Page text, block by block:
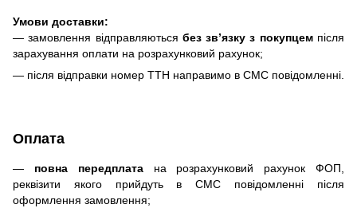
Умови доставки:
— замовлення відправляються без зв’язку з покупцемпісля
зарахування оплати на розрахунковий рахунок;
— після відправки номер ТТН направимо в СМС повідомленні.
Оплата
— повна передплатана розрахунковий рахунок ФОП,
реквізити якого прийдуть в СМС повідомленні після
оформлення замовлення;